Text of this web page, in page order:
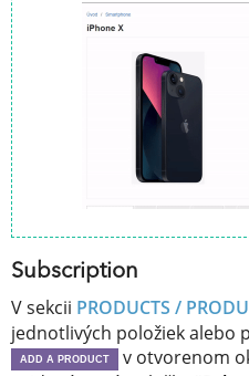
Subscription
V sekcii PRODUCTS /
jednotlivých položiek alebo
ADD A PRODUCT v otvorenom